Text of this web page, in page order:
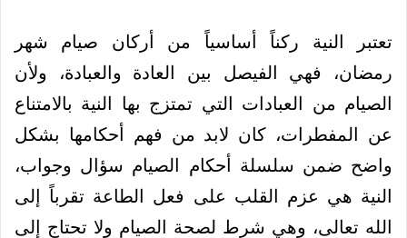
تعتبر النية ركناً أساسياً من أركان صيام شهر
رمضان، فهي الفيصل بين العادة والعبادة، ولأن
الصيام من العبادات التي تمتزج بها النية بالامتناع
عن المفطرات، كان لابد من فهم أحكامها بشكل
واضح ضمن سلسلة أحكام الصيام سؤال وجواب،
النية هي عزم القلب على فعل الطاعة تقرباً إلى
الله تعالى، وهي شرط لصحة الصيام ولا تحتاج إلى